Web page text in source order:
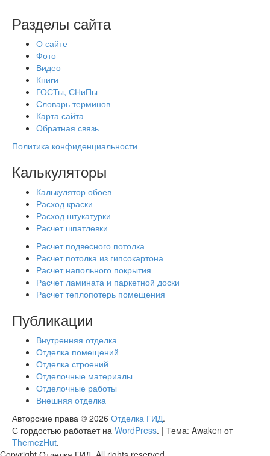
Разделы сайта
О сайте
Фото
Видео
Книги
ГОСТы, СНиПы
Словарь терминов
Карта сайта
Обратная связь
Политика конфиденциальности
Калькуляторы
Калькулятор обоев
Расход краски
Расход штукатурки
Расчет шпатлевки
Расчет подвесного потолка
Расчет потолка из гипсокартона
Расчет напольного покрытия
Расчет ламината и паркетной доски
Расчет теплопотерь помещения
Публикации
Внутренняя отделка
Отделка помещений
Отделка строений
Отделочные материалы
Отделочные работы
Внешняя отделка
Авторские права © 2026 Отделка ГИД.
С гордостью работает на WordPress. | Тема: Awaken от
ThemezHut.